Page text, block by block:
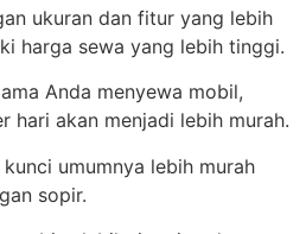
ukuran dan fitur yang lebih
harga sewa yang lebih tinggi.
Anda menyewa mobil,
hari akan menjadi lebih murah.
kunci umumnya lebih murah
sopir.